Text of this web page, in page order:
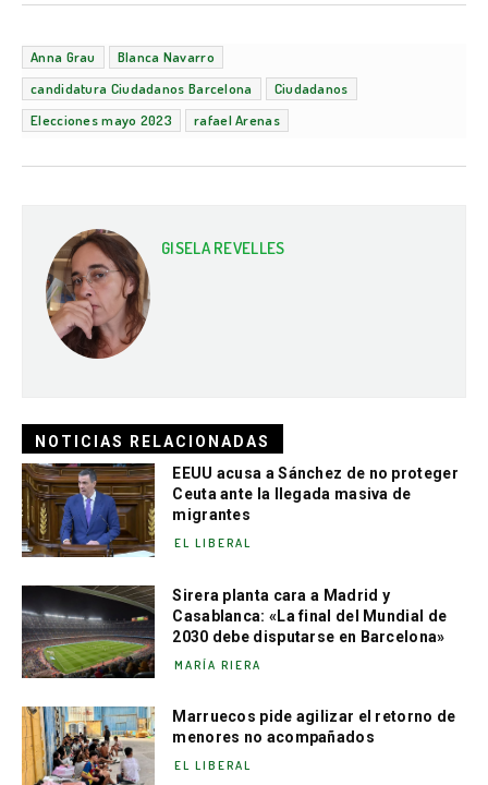
Anna Grau
Blanca Navarro
candidatura Ciudadanos Barcelona
Ciudadanos
Elecciones mayo 2023
rafael Arenas
GISELA REVELLES
NOTICIAS RELACIONADAS
EEUU acusa a Sánchez de no proteger
Ceuta ante la llegada masiva de
migrantes
EL LIBERAL
Sirera planta cara a Madrid y
Casablanca: «La final del Mundial de
2030 debe disputarse en Barcelona»
MARÍA RIERA
Marruecos pide agilizar el retorno de
menores no acompañados
EL LIBERAL